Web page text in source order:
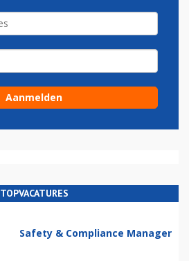
TOPVACATURES
Safety & Compliance Manager